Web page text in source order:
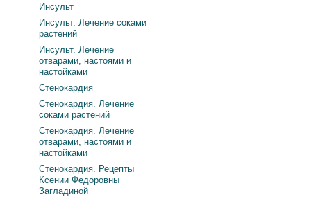
Инсульт
Инсульт. Лечение соками
растений
Инсульт. Лечение
отварами, настоями и
настойками
Стенокардия
Стенокардия. Лечение
соками растений
Стенокардия. Лечение
отварами, настоями и
настойками
Стенокардия. Рецепты
Ксении Федоровны
Загладиной